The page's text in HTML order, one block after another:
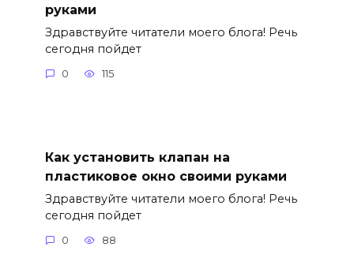
руками
Здравствуйте читатели моего блога! Речь
сегодня пойдет
0 115
Как установить клапан на
пластиковое окно своими руками
Здравствуйте читатели моего блога! Речь
сегодня пойдет
0 88